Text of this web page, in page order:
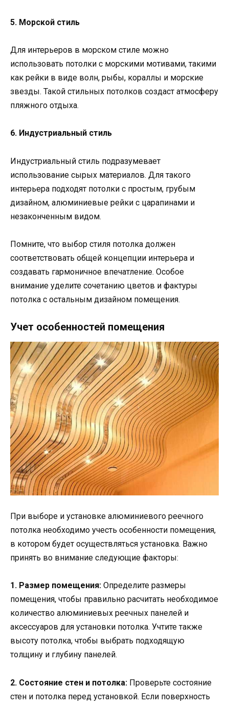
5. Морской стиль
Для интерьеров в морском стиле можно
использовать потолки с морскими мотивами, такими
как рейки в виде волн, рыбы, кораллы и морские
звезды. Такой стильных потолков создаст атмосферу
пляжного отдыха.
6. Индустриальный стиль
Индустриальный стиль подразумевает
использование сырых материалов. Для такого
интерьера подходят потолки с простым, грубым
дизайном, алюминиевые рейки с царапинами и
незаконченным видом.
Помните, что выбор стиля потолка должен
соответствовать общей концепции интерьера и
создавать гармоничное впечатление. Особое
внимание уделите сочетанию цветов и фактуры
потолка с остальным дизайном помещения.
Учет особенностей помещения
При выборе и установке алюминиевого реечного
потолка необходимо учесть особенности помещения,
в котором будет осуществляться установка. Важно
принять во внимание следующие факторы:
1. Размер помещения: Определите размеры
помещения, чтобы правильно расчитать необходимое
количество алюминиевых реечных панелей и
аксессуаров для установки потолка. Учтите также
высоту потолка, чтобы выбрать подходящую
толщину и глубину панелей.
2. Состояние стен и потолка: Проверьте состояние
стен и потолка перед установкой. Если поверхность